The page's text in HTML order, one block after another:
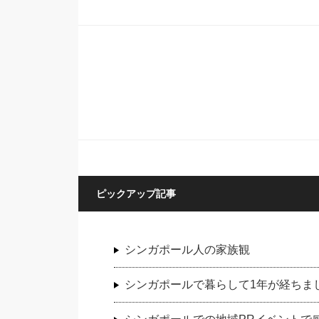
ピックアップ記事
シンガポール人の家族観
シンガポールで暮らして1年が経ちま